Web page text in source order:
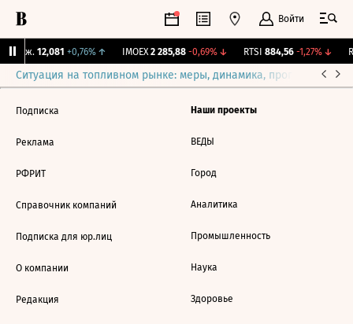
Войти
Бирж. 12,081 +0,76%↑ IMOEX 2 285,88 -0,69%↓ RTSI 884,56 -1,27%↓
Ситуация на топливном рынке: меры, динамика, прогнозы
Подписка
Реклама
РФРИТ
Справочник компаний
Подписка для юр.лиц
О компании
Редакция
Наши проекты
ВЕДЫ
Город
Аналитика
Промышленность
Наука
Здоровье